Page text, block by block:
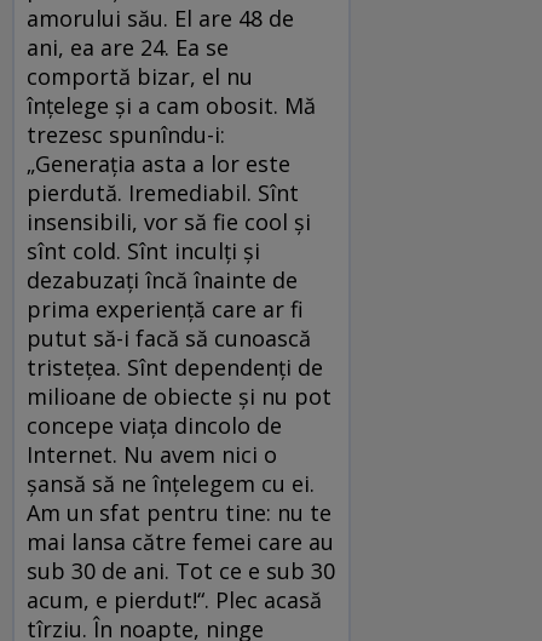
amorului său. El are 48 de
ani, ea are 24. Ea se
comportă bizar, el nu
înţelege şi a cam obosit. Mă
trezesc spunîndu-i:
„Generaţia asta a lor este
pierdută. Iremediabil. Sînt
insensibili, vor să fie cool şi
sînt cold. Sînt inculţi şi
dezabuzaţi încă înainte de
prima experienţă care ar fi
putut să-i facă să cunoască
tristeţea. Sînt dependenţi de
milioane de obiecte şi nu pot
concepe viaţa dincolo de
Internet. Nu avem nici o
şansă să ne înţelegem cu ei.
Am un sfat pentru tine: nu te
mai lansa către femei care au
sub 30 de ani. Tot ce e sub 30
acum, e pierdut!“. Plec acasă
tîrziu. În noapte, ninge